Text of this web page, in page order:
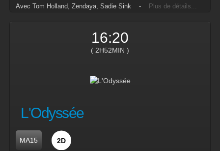
Avec Tom Holland, Zendaya, Sadie Sink -
Plus de détails...
16:20
( 2H52MIN )
L'Odyssée
MA15 2D